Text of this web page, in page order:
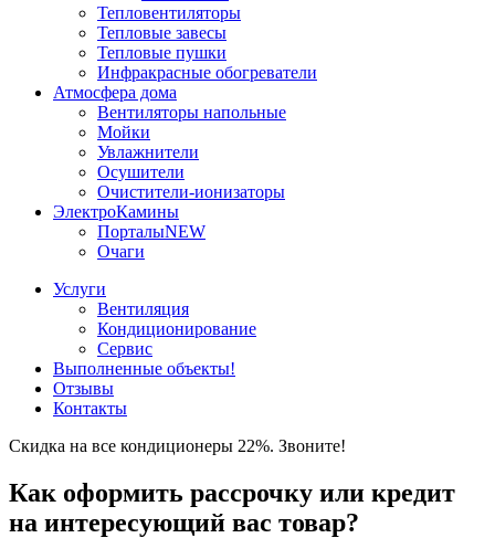
Тепловентиляторы
Тепловые завесы
Тепловые пушки
Инфракрасные обогреватели
Атмосфера дома
Вентиляторы напольные
Мойки
Увлажнители
Осушители
Очистители-ионизаторы
ЭлектроКамины
ПорталыNEW
Очаги
Услуги
Вентиляция
Кондиционирование
Сервис
Выполненные объекты!
Отзывы
Контакты
Скидка на все кондиционеры 22%. Звоните!
Как оформить рассрочку или кредит
на интересующий вас товар?